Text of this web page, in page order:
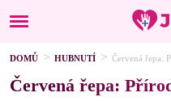
DOMŮ HUBNUTÍ Červená řepa:
Červená řepa: